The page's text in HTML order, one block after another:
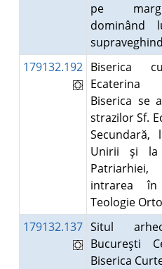
pe
dominând
179132.192 Biserica
Ecaterina
Biserica se
strazilor Sf.
Unirii şi la
intrarea în
Teologie
179132.137 Situl
Bucureşti
Biserica